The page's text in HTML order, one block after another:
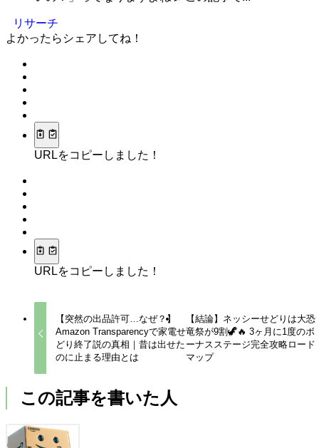
リサーチ
よかったらシェアしてね！
URLをコピーしました！
URLをコピーしました！
【突然の出品許可…なぜ？】
Amazon Transparencyで家電せ
どり終了説の真相｜昔は出せた
のに止まる理由とは
【結論】ネッシーせどりは大恐
竜祭が9割🦖🔥 3ヶ月に1度のボ
ーナスステージ完全攻略ロード
マップ
この記事を書いた人